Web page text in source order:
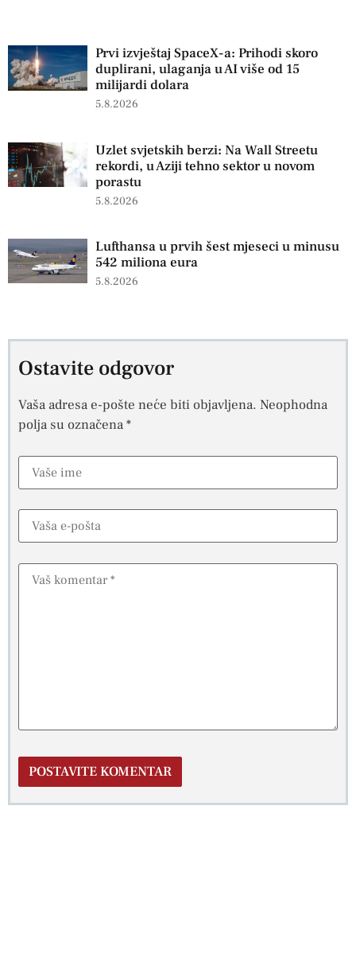
Prvi izvještaj SpaceX-a: Prihodi skoro
duplirani, ulaganja u AI više od 15
milijardi dolara
5.8.2026
Uzlet svjetskih berzi: Na Wall Streetu
rekordi, u Aziji tehno sektor u novom
porastu
5.8.2026
Lufthansa u prvih šest mjeseci u minusu
542 miliona eura
5.8.2026
Ostavite odgovor
Vaša adresa e-pošte neće biti objavljena. Neophodna
polja su označena*